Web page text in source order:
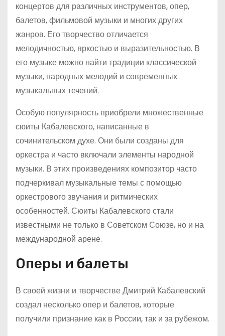
концертов для различных инструментов, опер,
балетов, фильмовой музыки и многих других
жанров. Его творчество отличается
мелодичностью, яркостью и выразительностью. В
его музыке можно найти традиции классической
музыки, народных мелодий и современных
музыкальных течений.
Особую популярность приобрели множественные
сюиты Кабалевского, написанные в
сочинительском духе. Они были созданы для
оркестра и часто включали элементы народной
музыки. В этих произведениях композитор часто
подчеркивал музыкальные темы с помощью
оркестрового звучания и ритмических
особенностей. Сюиты Кабалевского стали
известными не только в Советском Союзе, но и на
международной арене.
Оперы и балеты
В своей жизни и творчестве Дмитрий Кабалевский
создал несколько опер и балетов, которые
получили признание как в России, так и за рубежом.